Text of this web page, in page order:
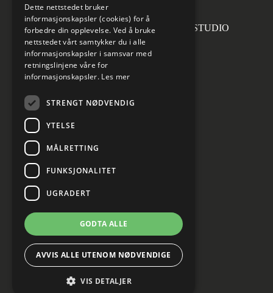
Forsidefoto: RASMUS HJORTSHOJ STUDIO
Cookies innstillinger
Dette nettstedet bruker
informasjonskapsler (cookies) for å
forbedre din opplevelse. Ved å bruke
nettstedet vårt samtykker du i alle
informasjonskapsler i samsvar med
retningslinjene våre for
informasjonskapsler. Les mer
STRENGT NØDVENDIG
YTELSE
MÅLRETTING
FUNKSJONALITET
UGRADERT
GODTA ALLE
AVVIS ALLE UTENOM NØDVENDIGE
VIS DETALJER